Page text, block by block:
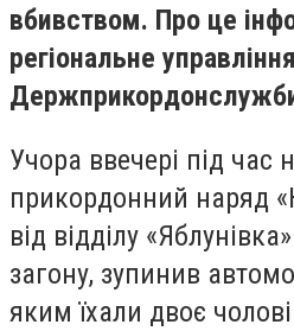
вбивством. Про це
регіональне управління
Учора ввечері під час
прикордонний наряд
від відділу
загону, зупинив
яким їхали двоє